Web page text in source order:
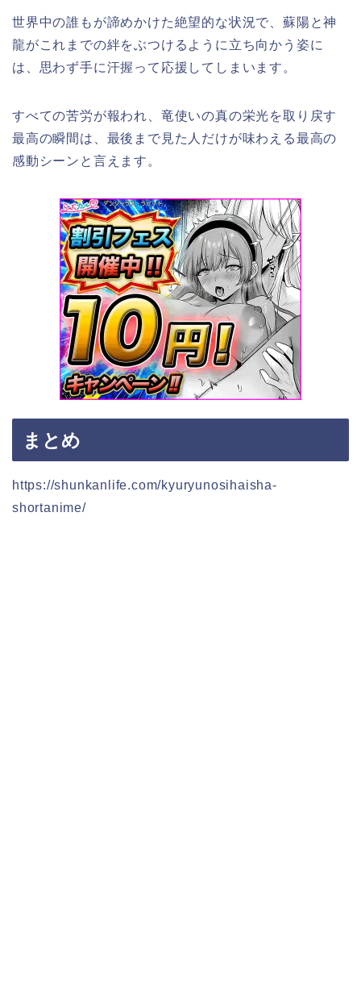
世界中の誰もが諦めかけた絶望的な状況で、蘇陽と神
龍がこれまでの絆をぶつけるように立ち向かう姿に
は、思わず手に汗握って応援してしまいます。
すべての苦労が報われ、竜使いの真の栄光を取り戻す
最高の瞬間は、最後まで見た人だけが味わえる最高の
感動シーンと言えます。
まとめ
https://shunkanlife.com/kyuryunosihaisha-
shortanime/